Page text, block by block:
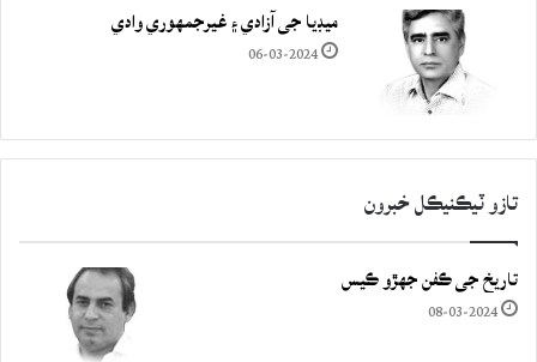
ميڊيا جي آزادي ۽ غيرجمھوري وادي
06-03-2024
تازو ٽيڪنيڪل خبرون
تاريخ جي ڪفن جھڙو ڪيس
08-03-2024